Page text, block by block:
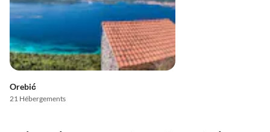
Orebić
21 Hébergements